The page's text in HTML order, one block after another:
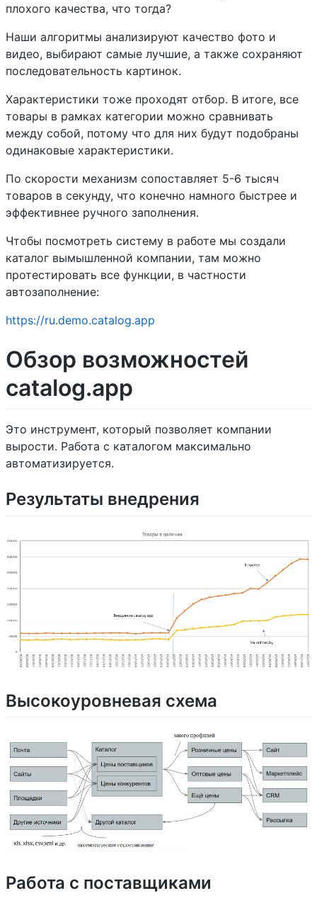
плохого качества, что тогда?
Наши алгоритмы анализируют качество фото и
видео, выбирают самые лучшие, а также сохраняют
последовательность картинок.
Характеристики тоже проходят отбор. В итоге, все
товары в рамках категории можно сравнивать
между собой, потому что для них будут подобраны
одинаковые характеристики.
По скорости механизм сопоставляет 5-6 тысяч
товаров в секунду, что конечно намного быстрее и
эффективнее ручного заполнения.
Чтобы посмотреть систему в работе мы создали
каталог вымышленной компании, там можно
протестировать все функции, в частности
автозаполнение:
https://ru.demo.catalog.app
Обзор возможностей
catalog.app
Это инструмент, который позволяет компании
вырости. Работа с каталогом максимально
автоматизируется.
Результаты внедрения
Высокоуровневая схема
Работа с поставщиками